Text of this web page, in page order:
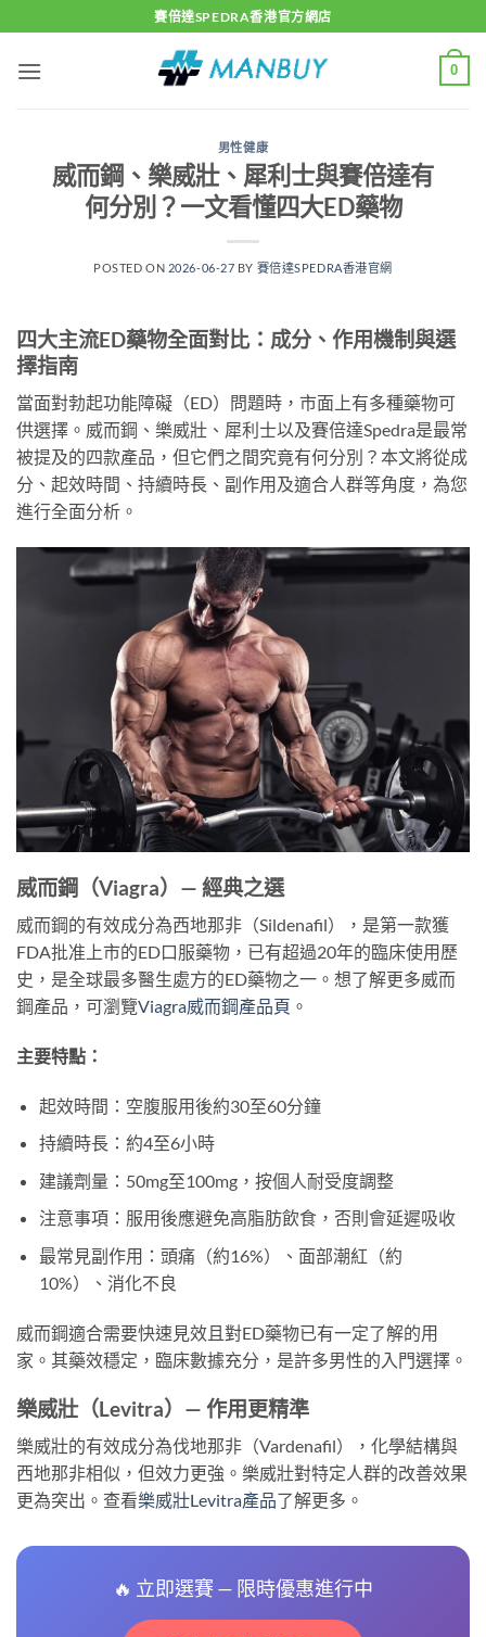
to
content
賽倍達SPEDRA香港官方網店
0
男性健康
威而鋼、樂威壯、犀利士與賽倍達有
何分別？一文看懂四大ED藥物
POSTED ON 2026-06-27 BY 賽倍達SPEDRA香港官網
四大主流ED藥物全面對比：成分、作用機制與選
擇指南
當面對勃起功能障礙（ED）問題時，市面上有多種藥物可
供選擇。威而鋼、樂威壯、犀利士以及賽倍達Spedra是最常
被提及的四款產品，但它們之間究竟有何分別？本文將從成
分、起效時間、持續時長、副作用及適合人群等角度，為您
進行全面分析。
威而鋼（Viagra）— 經典之選
威而鋼的有效成分為西地那非（Sildenafil），是第一款獲
FDA批准上市的ED口服藥物，已有超過20年的臨床使用歷
史，是全球最多醫生處方的ED藥物之一。想了解更多威而
鋼產品，可瀏覽Viagra威而鋼產品頁 。
主要特點：
起效時間：空腹服用後約30至60分鐘
持續時長：約4至6小時
建議劑量：50mg至100mg，按個人耐受度調整
注意事項：服用後應避免高脂肪飲食，否則會延遲吸收
最常見副作用：頭痛（約16%）、面部潮紅（約
10%）、消化不良
威而鋼適合需要快速見效且對ED藥物已有一定了解的用
家。其藥效穩定，臨床數據充分，是許多男性的入門選擇。
樂威壯（Levitra）— 作用更精準
樂威壯的有效成分為伐地那非（Vardenafil），化學結構與
西地那非相似，但效力更強。樂威壯對特定人群的改善效果
更為突出。查看樂威壯Levitra產品了解更多。
🔥 立即選賽 — 限時優惠進行中